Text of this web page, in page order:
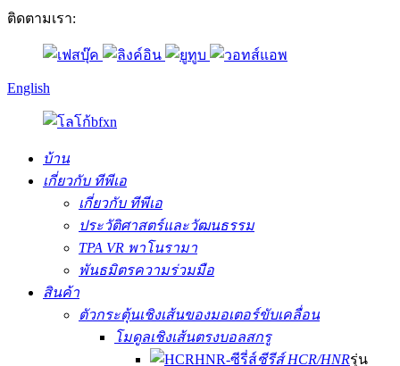
ติดตามเรา:
English
บ้าน
เกี่ยวกับ ทีพีเอ
เกี่ยวกับ ทีพีเอ
ประวัติศาสตร์และวัฒนธรรม
TPA VR พาโนรามา
พันธมิตรความร่วมมือ
สินค้า
ตัวกระตุ้นเชิงเส้นของมอเตอร์ขับเคลื่อน
โมดูลเชิงเส้นตรงบอลสกรู
ซีรีส์ HCR/HNRรุ่น